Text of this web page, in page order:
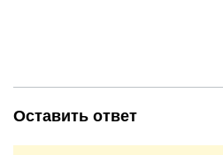
Оставить ответ